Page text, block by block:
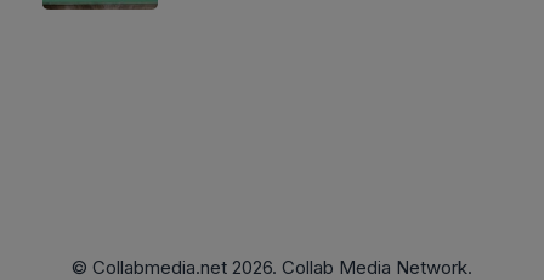
© Collabmedia.net 2026. Collab Media Network.